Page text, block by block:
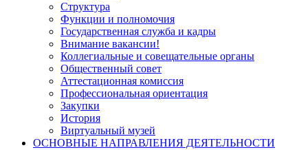
Структура
Функции и полномочия
Государственная служба и кадры
Внимание вакансии!
Коллегиальные и совещательные органы
Общественный совет
Аттестационная комиссия
Профессиональная ориентация
Закупки
История
Виртуальный музей
ОСНОВНЫЕ НАПРАВЛЕНИЯ ДЕЯТЕЛЬНОСТИ